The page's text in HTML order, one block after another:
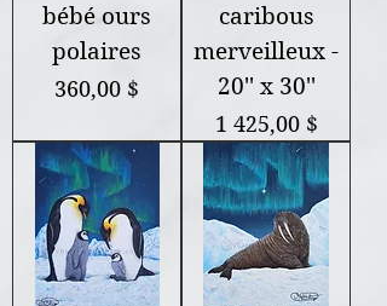
bébé ours
polaires
Prix
360,00 $
caribous
merveilleux -
20'' x 30''
Prix
1 425,00 $